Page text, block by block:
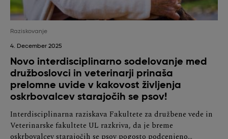
Raziskovanje
4. December 2025
Novo interdisciplinarno sodelovanje med
družboslovci in veterinarji prinaša
prelomne uvide v kakovost življenja
oskrbovalcev starajočih se psov!
Interdisciplinarna raziskava Fakultete za družbene vede in
Veterinarske fakultete UL razkriva, da je breme